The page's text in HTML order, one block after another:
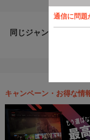
通信に問題
同じジャンルのおすす
キャンペーン・お得な情